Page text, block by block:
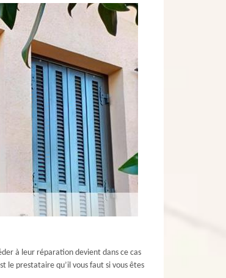
à leur réparation devient dans ce cas
le prestataire qu’il vous faut si vous êtes